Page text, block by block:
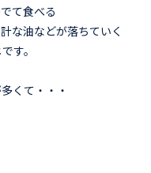
て食べる
な油などが落ちていく
す。
くて・・・